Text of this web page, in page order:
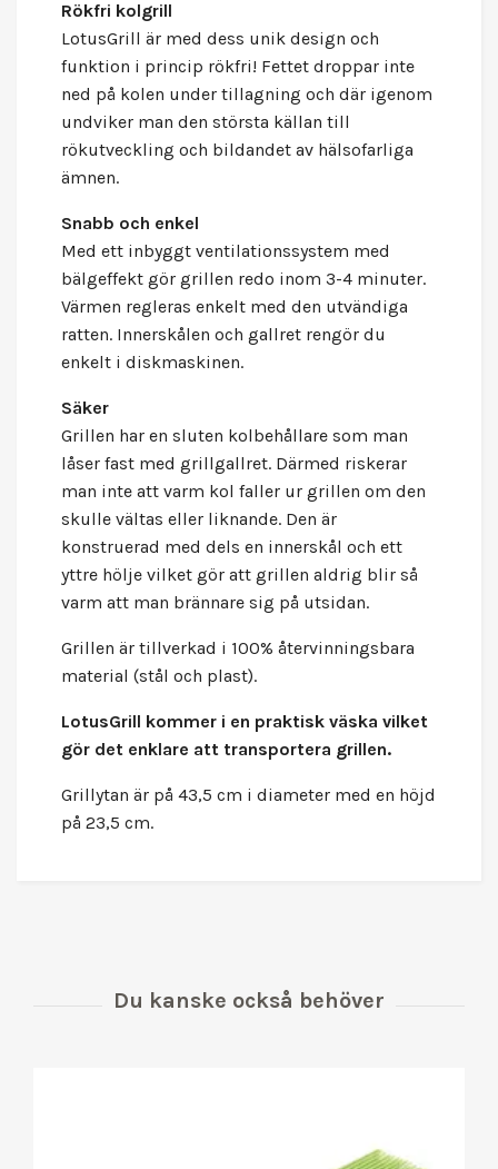
Rökfri kolgrill
LotusGrill är med dess unik design och
funktion i princip rökfri! Fettet droppar inte
ned på kolen under tillagning och där igenom
undviker man den största källan till
rökutveckling och bildandet av hälsofarliga
ämnen.
Snabb och enkel
Med ett inbyggt ventilationssystem med
bälgeffekt gör grillen redo inom 3-4 minuter.
Värmen regleras enkelt med den utvändiga
ratten. Innerskålen och gallret rengör du
enkelt i diskmaskinen.
Säker
Grillen har en sluten kolbehållare som man
låser fast med grillgallret. Därmed riskerar
man inte att varm kol faller ur grillen om den
skulle vältas eller liknande. Den är
konstruerad med dels en innerskål och ett
yttre hölje vilket gör att grillen aldrig blir så
varm att man brännare sig på utsidan.
Grillen är tillverkad i 100% återvinningsbara
material (stål och plast).
LotusGrill kommer i en praktisk väska vilket
gör det enklare att transportera grillen.
Grillytan är på 43,5 cm i diameter med en höjd
på 23,5 cm.